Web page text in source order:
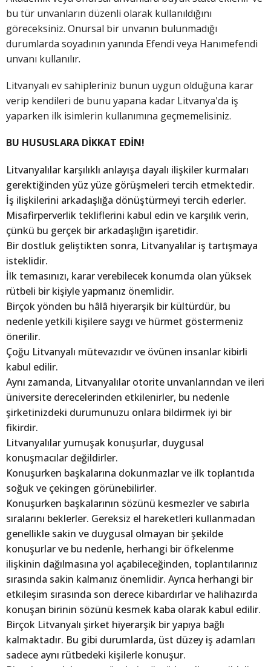
bu tür unvanların düzenli olarak kullanıldığını
göreceksiniz. Onursal bir unvanın bulunmadığı
durumlarda soyadının yanında Efendi veya Hanımefendi
unvanı kullanılır.
Litvanyalı ev sahipleriniz bunun uygun olduğuna karar
verip kendileri de bunu yapana kadar Litvanya'da iş
yaparken ilk isimlerin kullanımına geçmemelisiniz.
BU HUSUSLARA DİKKAT EDİN!
Litvanyalılar karşılıklı anlayışa dayalı ilişkiler kurmaları
gerektiğinden yüz yüze görüşmeleri tercih etmektedir.
İş ilişkilerini arkadaşlığa dönüştürmeyi tercih ederler.
Misafirperverlik tekliflerini kabul edin ve karşılık verin,
çünkü bu gerçek bir arkadaşlığın işaretidir.
Bir dostluk geliştikten sonra, Litvanyalılar iş tartışmaya
isteklidir.
İlk temasınızı, karar verebilecek konumda olan yüksek
rütbeli bir kişiyle yapmanız önemlidir.
Birçok yönden bu hâlâ hiyerarşik bir kültürdür, bu
nedenle yetkili kişilere saygı ve hürmet göstermeniz
önerilir.
Çoğu Litvanyalı mütevazıdır ve övünen insanlar kibirli
kabul edilir.
Aynı zamanda, Litvanyalılar otorite unvanlarından ve ileri
üniversite derecelerinden etkilenirler, bu nedenle
şirketinizdeki durumunuzu onlara bildirmek iyi bir
fikirdir.
Litvanyalılar yumuşak konuşurlar, duygusal
konuşmacılar değildirler.
Konuşurken başkalarına dokunmazlar ve ilk toplantıda
soğuk ve çekingen görünebilirler.
Konuşurken başkalarının sözünü kesmezler ve sabırla
sıralarını beklerler. Gereksiz el hareketleri kullanmadan
genellikle sakin ve duygusal olmayan bir şekilde
konuşurlar ve bu nedenle, herhangi bir öfkelenme
ilişkinin dağılmasına yol açabileceğinden, toplantılarınız
sırasında sakin kalmanız önemlidir. Ayrıca herhangi bir
etkileşim sırasında son derece kibardırlar ve halihazırda
konuşan birinin sözünü kesmek kaba olarak kabul edilir.
Birçok Litvanyalı şirket hiyerarşik bir yapıya bağlı
kalmaktadır. Bu gibi durumlarda, üst düzey iş adamları
sadece aynı rütbedeki kişilerle konuşur.